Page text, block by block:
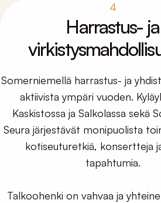
4
Harrastus- ja
Somerniemellä harrastus- ja
aktiivista ympäri vuoden.
Kaskistossa ja Salkolassa sekä
Seura järjestävät monipuolista
kotiseuturetkiä, konsertteja
tapahtumia.
Talkoohenki on vahvaa ja